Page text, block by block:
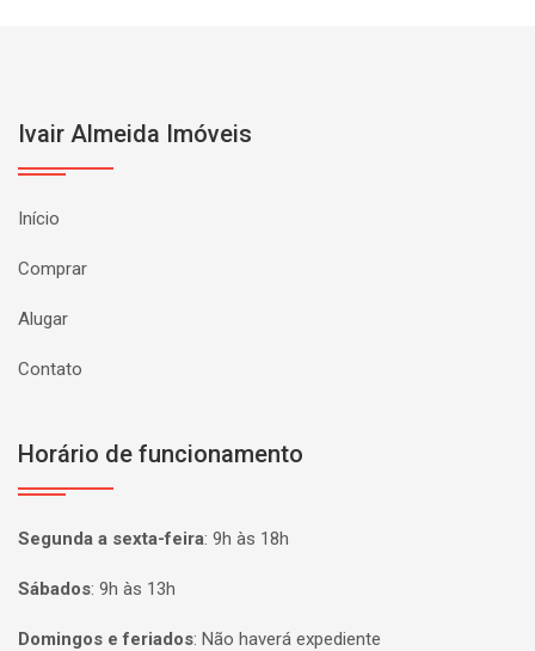
Ivair Almeida Imóveis
Início
Comprar
Alugar
Contato
Horário de funcionamento
Segunda a sexta-feira: 9h às 18h
Sábados: 9h às 13h
Domingos e feriados: Não haverá expediente